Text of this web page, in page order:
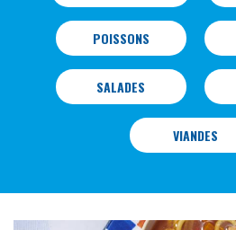
POISSONS
SALADES
VIANDES